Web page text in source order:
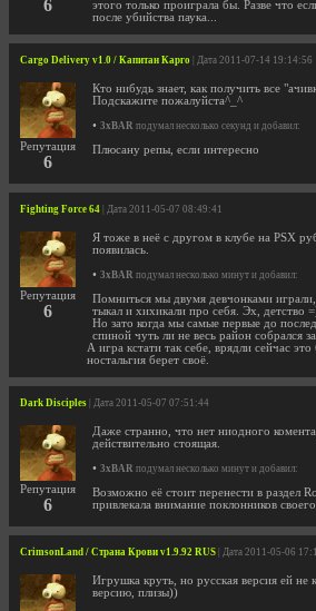
6
этого только проиграла бы. Разве что
после убийства паука...
Cargo Delivery v1.0 / Капитан Карго | Дата 2011-07-14 19:14:56
Репутация
6
Кто нибудь знает, как получить все
Подскажите пожалуйста^_^
• 3xBAR подумал несколько секунд и добавил:
Плюсану репы, если интересно
Fighting Force 64 | Дата 2011-05-07 08:49:41
Репутация
6
Я тоже в неё с другом в клубе на PSX
появилась.
• 3xBAR подумал несколько минут и добавил:
Помниться мы двумя девчонками играли,
тыкал и хихикали про себя. Эх, детство
Но зато когда мы самые первые до
спиной чуть ли не весь район собрался
А игра кстати так себе, врядли сейчас
ностальгия берет своё.
Dark Disciples | Дата 2011-05-07 07:51:44
Репутация
6
Даже странно, что нет ниодного
действительно стоящая.
• 3xBAR подумал несколько минут и добавил:
Возможно её стоит перенести в раздел
привлекала внимание поклонников
CrimsonLand / Страна Крови v1.9.92 RUS | Дата 2011-05-06
Игрушка круть, но русская версия ей не
версию, плизы))